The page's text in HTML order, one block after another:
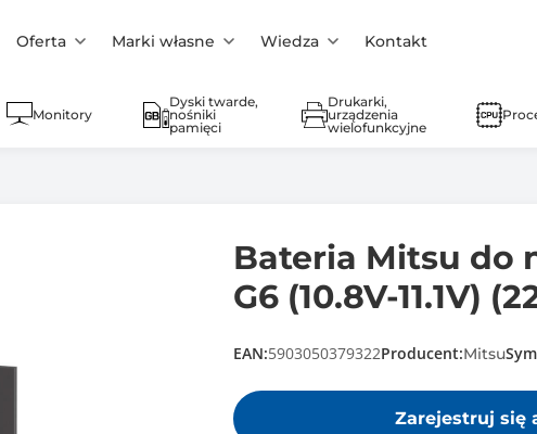
Oferta Marki własne Wiedza Kontakt
Monitory
Dyski twarde,
nośniki
pamięci
Drukarki,
urządzenia
wielofunkcyjne
Bateria Mitsu do
G6 (10.8V-11.1V)
EAN:5903050379322Producent:Mitsu
Zarejestruj się